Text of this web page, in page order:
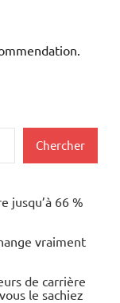
Chercher
jusqu’à 66 %
vraiment
de carrière
le sachiez